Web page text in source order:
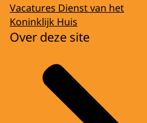
Vacatures Dienst van het
Koninklijk Huis
Over deze site